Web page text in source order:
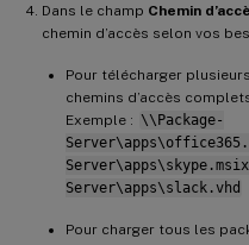
Dans le champ Chemin
chemin d’accès selon vos
Pour télécharger
chemins d’accès
Exemple : \\Package-
Server\apps\slack.vhd
Pour charger tous les